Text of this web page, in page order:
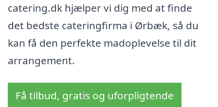
catering.dk hjælper vi dig med at finde
det bedste cateringfirma i Ørbæk, så du
kan få den perfekte madoplevelse til dit
arrangement.
Få tilbud, gratis og uforpligtende